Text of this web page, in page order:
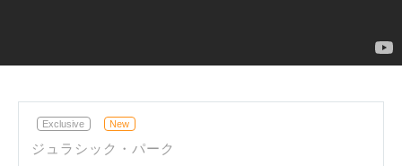
Exclusive New
ジュラシック・パーク